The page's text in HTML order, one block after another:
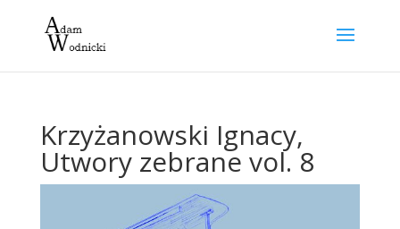
Krzyżanowski Ignacy,
Utwory zebrane vol. 8